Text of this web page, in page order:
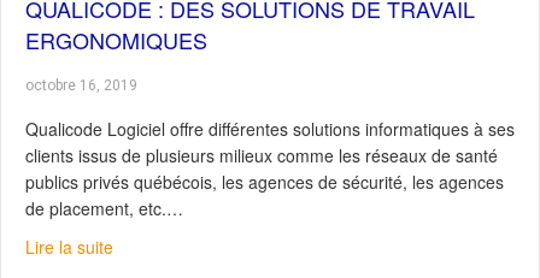
QUALICODE : DES SOLUTIONS DE TRAVAIL
ERGONOMIQUES
octobre 16, 2019
Qualicode Logiciel offre différentes solutions informatiques à ses
clients issus de plusieurs milieux comme les réseaux de santé
publics privés québécois, les agences de sécurité, les agences
de placement, etc.…
Lire la suiteabout Qualicode : des solutions de travail ergonomiques